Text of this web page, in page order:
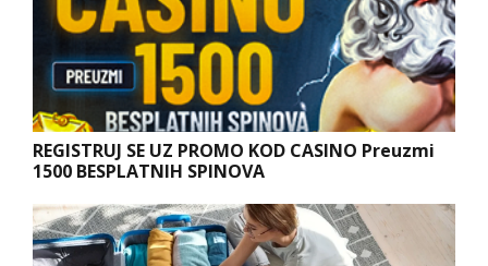
REGISTRUJ SE UZ PROMO KOD CASINO Preuzmi
1500 BESPLATNIH SPINOVA